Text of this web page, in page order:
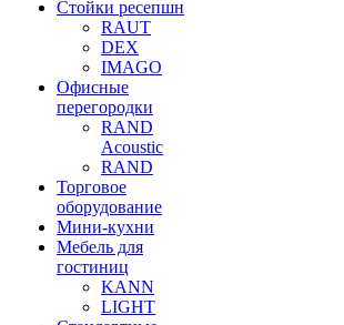
Стойки ресепшн
RAUT
DEX
IMAGO
Офисные
перегородки
RAND
Acoustic
RAND
Торговое
оборудование
Мини-кухни
Мебель для
гостиниц
KANN
LIGHT